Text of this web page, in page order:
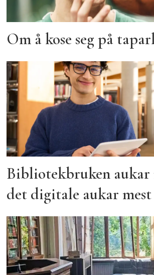
Om å kose seg på
Bibliotekbruken aukar
det digitale aukar mest